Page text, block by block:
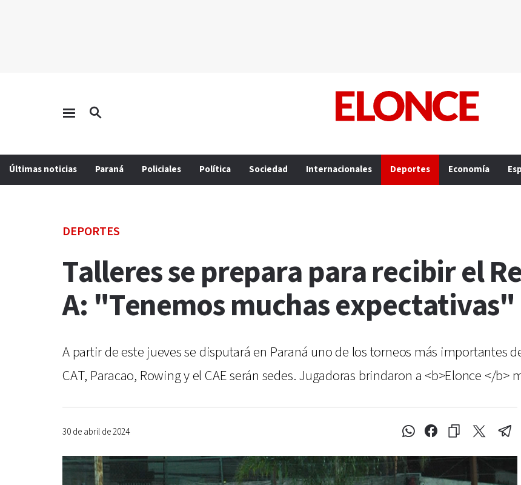
Últimas noticias Paraná Policiales Política Sociedad Internacionales Deportes Economía
DEPORTES
Talleres se prepara para recibir el
A: "Tenemos muchas expectativas"
A partir de este jueves se disputará en Paraná uno de los torneos más importantes
CAT, Paracao, Rowing y el CAE serán sedes. Jugadoras brindaron a <b>Elonce </b>
30 de abril de 2024